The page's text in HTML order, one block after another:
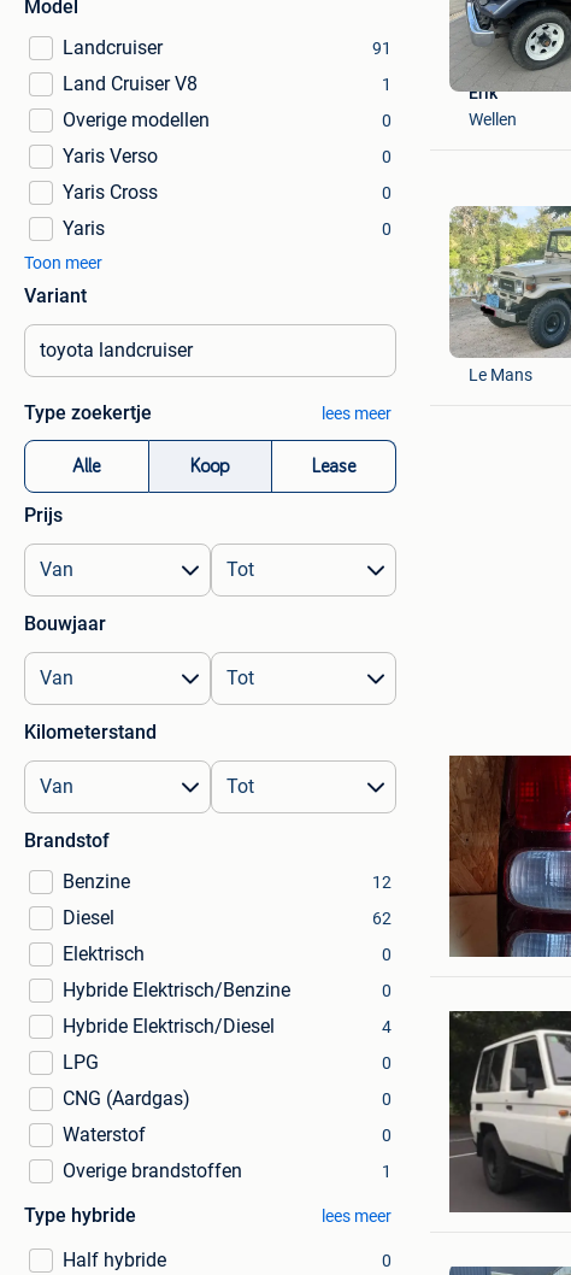
Model
Landcruiser
91
Land Cruiser V8 1
Overige modellen 0
Yaris Verso 0
Yaris Cross 0
Yaris
0
Toon meer
Variant
Type zoekertje lees meer
Alle Koop Lease
Prijs
Bouwjaar
Kilometerstand
Brandstof
Benzine
12
Diesel 62
Elektrisch 0
Hybride Elektrisch/Benzine 0
Hybride Elektrisch/Diesel 4
LPG 0
CNG (Aardgas) 0
Waterstof 0
Overige brandstoffen 1
Type hybride lees meer
Half hybride 0
Erik
Wellen
Toy Passion
Le Mans
Eksel+ Deel
Elly Sentveld
Brussel